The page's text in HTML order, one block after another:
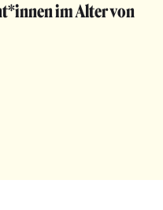
im Alter von